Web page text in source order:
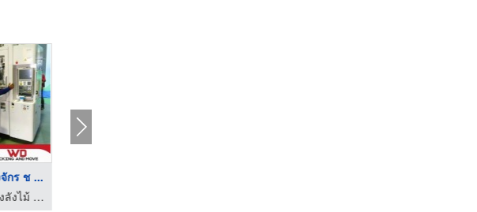
รับขนย้ายเครื่องจักร ...
รับจ้างขนย้ายของกรุงเทพ-เดอะวันมูฟ